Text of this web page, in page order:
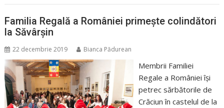
Familia Regală a României primește colindători
la Săvârșin
22 decembrie 2019 Bianca Pădurean
Membrii Familiei
Regale a României își
petrec sărbătorile de
Crăciun în castelul de la